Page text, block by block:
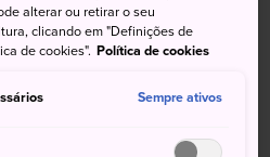
que contém víbora
alterar ou retirar o seu
clicando em "Definições de
de cookies". Política de cookies
Sempre ativos